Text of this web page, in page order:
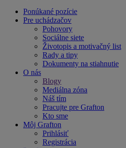
Ponúkané pozície
Pre uchádzačov
Pohovory
Sociálne siete
Životopis a motivačný list
Rady a tipy
Dokumenty na stiahnutie
O nás
Blogy
Mediálna zóna
Náš tím
Pracujte pre Grafton
Kto sme
Môj Grafton
Prihlásiť
Registrácia